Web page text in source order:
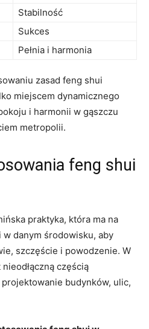
Stabilność
Sukces
Pełnia i harmonia
zasad‍ feng shui
miejscem dynamicznego
i ⁤harmonii w gąszczu
metropolii.
feng shui
praktyka, ‍która‍ ma ⁢na
danym środowisku, ⁤aby
szczęście i powodzenie.​ W
częścią
budynków, ulic,